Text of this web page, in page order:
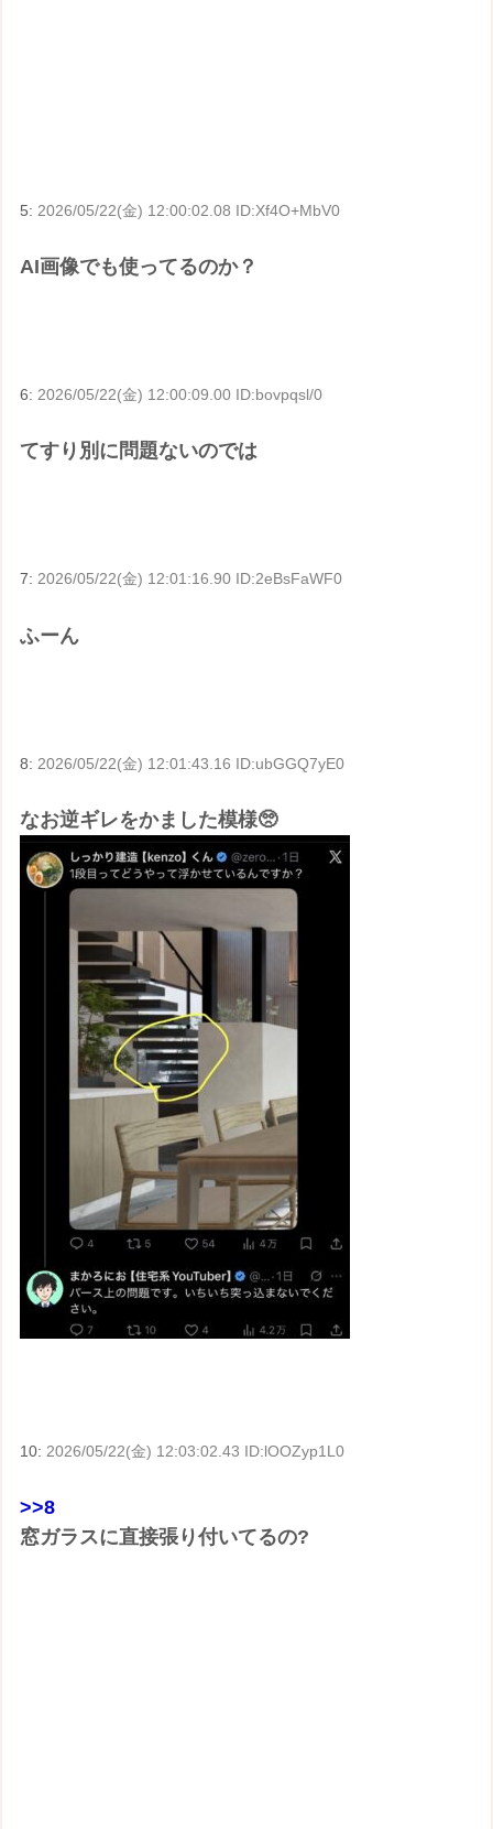
5: 2026/05/22(金) 12:00:02.08 ID:Xf4O+MbV0
AI画像でも使ってるのか？
6: 2026/05/22(金) 12:00:09.00 ID:bovpqsl/0
てすり別に問題ないのでは
7:2026/05/22(金) 12:01:16.90 ID:2eBsFaWF0
ふーん
8: 2026/05/22(金) 12:01:43.16 ID:ubGGQ7yE0
なお逆ギレをかました模様🥺
10: 2026/05/22(金) 12:03:02.43 ID:lOOZyp1L0
>>8
窓ガラスに直接張り付いてるの?